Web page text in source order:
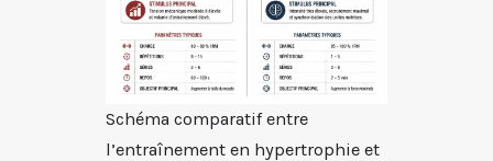
Schéma comparatif entre
l’entraînement en hypertrophie et